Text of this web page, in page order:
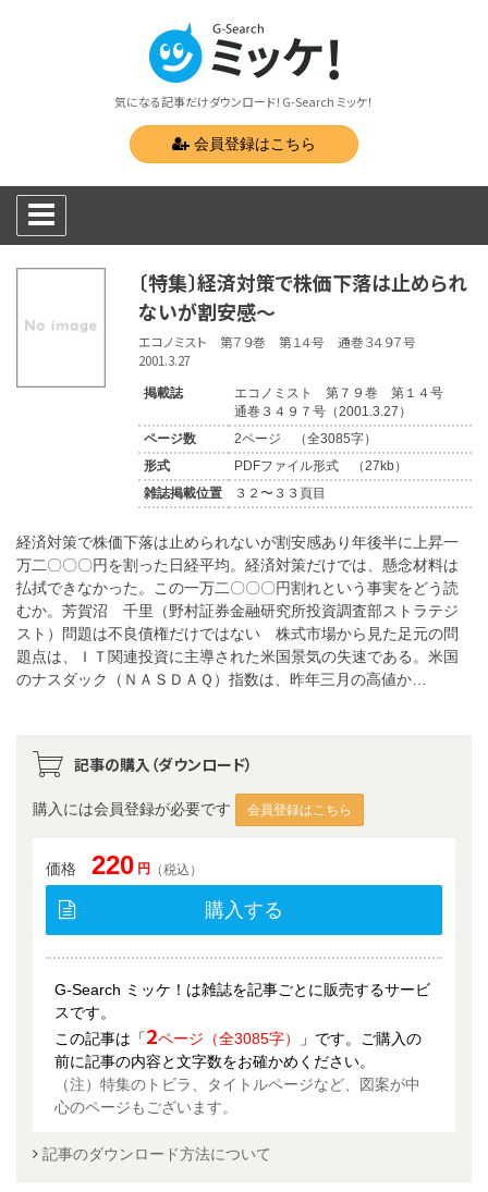
気になる記事だけダウンロード！G-Search ミッケ！
会員登録はこちら
〔特集〕経済対策で株価下落は止められ
ないが割安感〜
エコノミスト 第７９巻 第１４号 通巻３４９７号
2001.3.27
掲載誌
エコノミスト 第７９巻 第１４号
通巻３４９７号（2001.3.27）
ページ数
2ページ （全3085字）
形式
PDFファイル形式 （27kb）
雑誌掲載位置
３２〜３３頁目
経済対策で株価下落は止められないが割安感あり年後半に上昇一
万二〇〇〇円を割った日経平均。経済対策だけでは、懸念材料は
払拭できなかった。この一万二〇〇〇円割れという事実をどう読
むか。芳賀沼 千里（野村証券金融研究所投資調査部ストラテジ
スト）問題は不良債権だけではない 株式市場から見た足元の問
題点は、ＩＴ関連投資に主導された米国景気の失速である。米国
のナスダック（ＮＡＳＤＡＱ）指数は、昨年三月の高値か…
記事の購入（ダウンロード）
購入には会員登録が必要です 会員登録はこちら
価格 220 円 （税込）
購入する
G-Search ミッケ！は雑誌を記事ごとに販売するサービ
スです。
この記事は「2ページ（全3085字）
」です。ご購入の
前に記事の内容と文字数をお確かめください。
（注）特集のトビラ、タイトルページなど、図案が中
心のページもございます。
記事のダウンロード方法について